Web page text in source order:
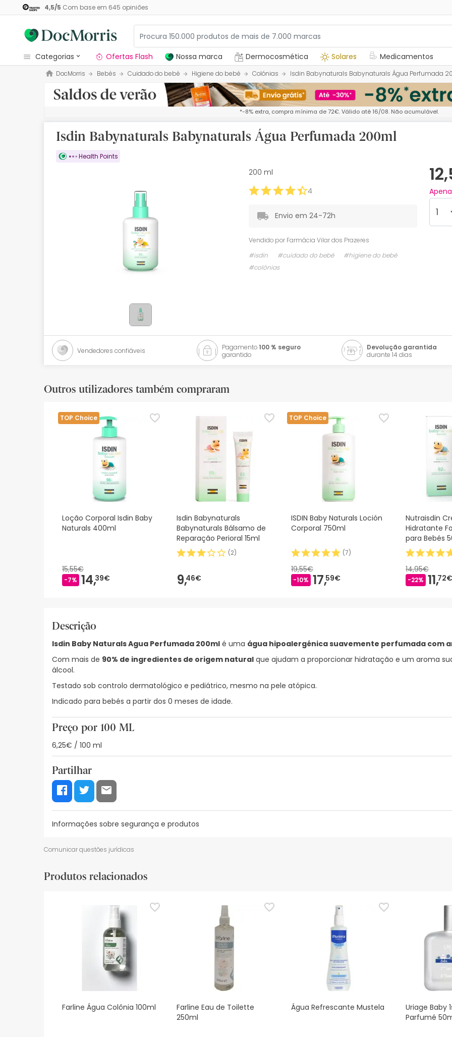
4,5/5 Com base em 645 opiniões
categorias
Dermocosmetica
Nossa marca
Medicamentos
Cosmética
Promoções
Mais vendidos
Ofertas Flash Nossa marca Dermocosmética Solares Medicamentos
DocMorris Bebés Cuidado do bebé Higiene do bebé Colónias Isdin Babynaturals Babynaturals Água Perfumada
*-8% extra, compra mínima de 72€. Válido até 16/08. Não acumulável.
Isdin Babynaturals Babynaturals Água Perfumada 200ml
Health Points
200 ml
4
Envio em 24-72h
Vendido por Farmácia Vilar dos Prazeres
#isdin
#cuidado do bebé
#higiene do bebé
#colónias
Vendedores confiáveis Pagamento100 % seguro
garantido
Devolução garantida
durante 14 dias
Outros utilizadores também compraram
TOP Choice
Loção Corporal Isdin Baby
Naturals 400ml
15,55€
-7% 14,39€
Isdin Babynaturals
Babynaturals Bálsamo de
Reparação Perioral 15ml
(2)
9,46€
TOP Choice
ISDIN Baby Naturals Loción
Corporal 750ml
(7)
19,55€
-10% 17,59€
Nutraisdin
Hidratante
para Bebés
14,95€
-22% 11,72€
Descrição
Isdin Baby Naturals Agua Perfumada 200ml é uma água hipoalergénica suavemente perfumada com
Com mais de 90% de ingredientes de origem natural que ajudam a proporcionar hidratação e um aroma
álcool.
Testado sob controlo dermatológico e pediátrico, mesmo na pele atópica.
Indicado para bebés a partir dos 0 meses de idade.
Preço por 100 ML
6,25€ / 100 ml
Partilhar
Informações sobre segurança e produtos
Informações sobre o rótulo
Não pulverizar sobre o rosto. Recomenda-se vaporizar delicadamente. Evitar o contato com os olhos e
Comunicar questões jurídicas
Produtos relacionados
Farline Água Colônia 100ml
Farline Eau de Toilette
250ml
Água Refrescante Mustela
Uriage Baby
Parfumé